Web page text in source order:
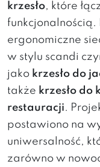
krzesło, które
ergonomiczne
w stylu scandi
jako krzesło do
także krzesło do
restauracji.
postawiono na
uniwersalność,
zarówno w